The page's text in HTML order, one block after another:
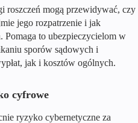
roszczeń mogą przewidywać, czy
jego rozpatrzenie i jak
Pomaga to ubezpieczycielom w
sporów sądowych i
jak i kosztów ogólnych.
cyfrowe
ryzyko cybernetyczne za